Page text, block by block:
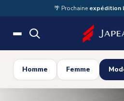
Skip to main content🌴 Prochaine expédition
Homme Femme